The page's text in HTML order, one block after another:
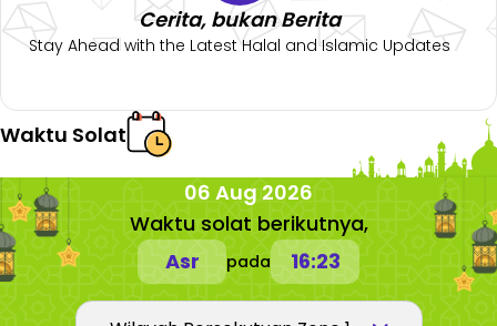
Cerita, bukan Berita
Stay Ahead with the Latest Halal and Islamic Updates
Waktu Solat
06 Aug 2026
Waktu solat berikutnya,
Asr
pada 16:23